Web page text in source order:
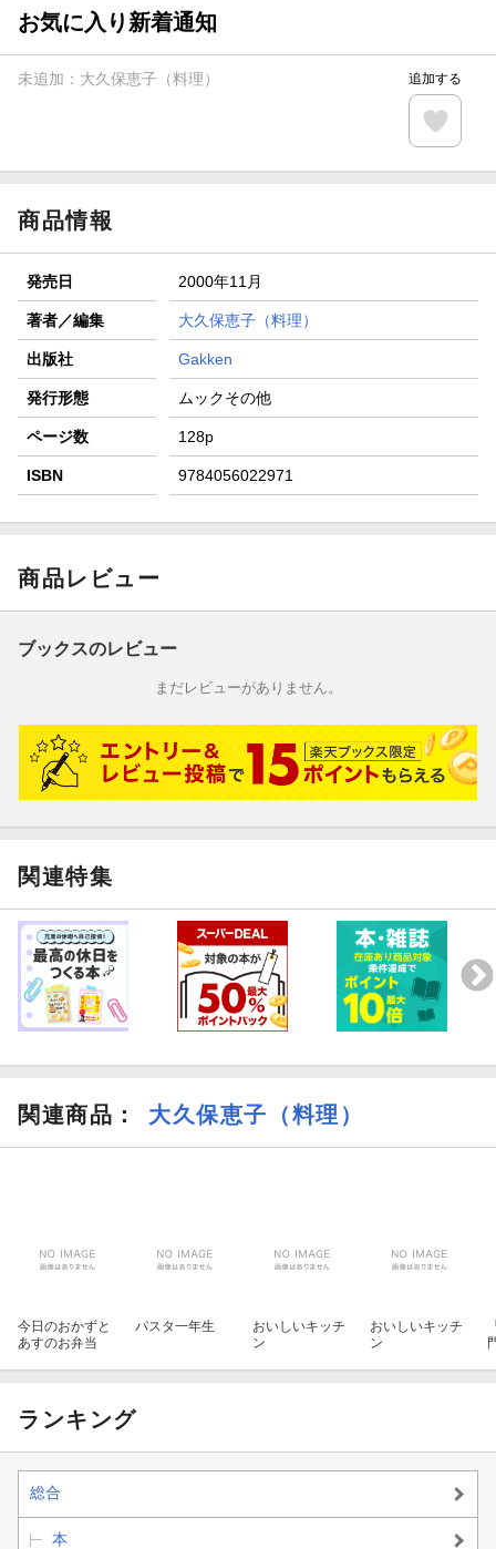
が当たる！
楽天モバイル紹介キャンペーンの拡散で300円OFFクーポン
条件達成で楽天限定・宝塚歌劇 宙組貸切公演ペアチケット
お気に入り新着通知
未追加： 大久保恵子（料理） 追加する
商品情報
発売日 2000年11月
著者／編集 大久保恵子（料理）
出版社 Gakken
発行形態 ムックその他
ページ数 128p
ISBN 9784056022971
商品レビュー
ブックスのレビュー
まだレビューがありません。
関連特集
関連商品 ： 大久保恵子（料理）
今日のおかずと
あすのお弁当
パスタ一年生
おいしいキッチ
ン
おいしいキッチ
ン
ランキング
総合
本